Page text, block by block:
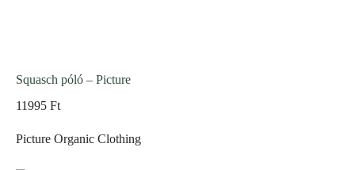
Squasch póló – Picture
11995 Ft
Picture Organic Clothing